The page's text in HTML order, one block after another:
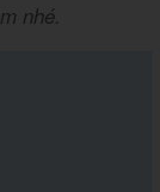
nhé.